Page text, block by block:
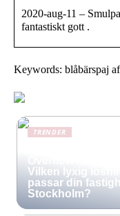
2020-aug-11 –
fantastiskt gott .
Keywords: blåbärspaj
TRENDER
Vilken lyxig
passar din
Stockholm?